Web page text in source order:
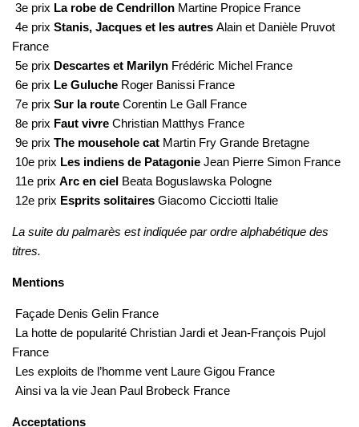
3e prix La robe de Cendrillon Martine Propice France
4e prix Stanis, Jacques et les autres Alain et Danièle Pruvot
France
5e prix Descartes et Marilyn Frédéric Michel France
6e prix Le Guluche Roger Banissi France
7e prix Sur la route Corentin Le Gall France
8e prix Faut vivre Christian Matthys France
9e prix The mousehole cat Martin Fry Grande Bretagne
10e prix Les indiens de Patagonie Jean Pierre Simon France
11e prix Arc en ciel Beata Boguslawska Pologne
12e prix Esprits solitaires Giacomo Cicciotti Italie
La suite du palmarès est indiquée par ordre alphabétique des
titres.
Mentions
Façade Denis Gelin France
La hotte de popularité Christian Jardi et Jean-François Pujol
France
Les exploits de l’homme vent Laure Gigou France
Ainsi va la vie Jean Paul Brobeck France
Acceptations